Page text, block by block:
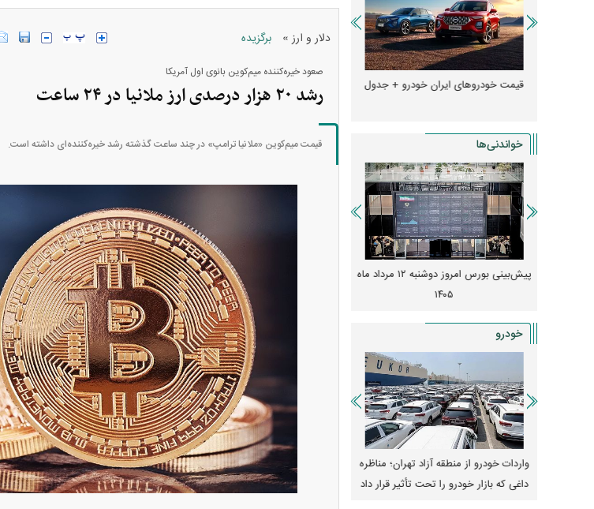
دلار و ارز » برگزیده
صعود خیره‌کننده میم‌کوین بانوی اول آمریکا
رشد ۲۰ هزار درصدی ارز ملانیا در ۲۴ ساعت
قیمت میم‌کوین «ملانیا ترامپ» در چند ساعت گذشته رشد خیره‌کننده‌ای داشته است.
قیمت خودرو‌های ایران خودرو + جدول قیمت خودرو‌های ایران خودرو + جدول قیمت سکه و طلا + جدول
خواندنی‌ها
پیش‌بینی بورس امروز دوشنبه ۱۲ مرداد ماه
۱۴۰۵
زنگ خطر انباشت نیاز در بازار مسکن؛ فنر
قیمت‌ها فشرده شده
کارنامه مردود محسن پاک‌ نژاد؛ از افت
درآمد ارزی تا بازی با عزل و
خودرو
واردات خودرو از منطقه آزاد تهران؛ مناظره
داغی که بازار خودرو را تحت تأثیر قرار داد
قیمت خودرو وارد فاز جدید شد/ اولین
واکنش بازار به تحولات سیاسی + جدول
هجوم خودروسازان چینی به اروپا؛
کارخانه‌های بحران‌زده نجات پیدا